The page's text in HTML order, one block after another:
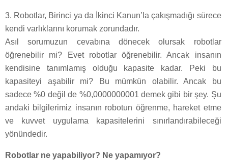
3. Robotlar, Birinci ya da İkinci Kanun’la çakışmadığı sürece
kendi varlıklarını korumak zorundadır.
Asıl sorumuzun cevabına dönecek olursak robotlar
öğrenebilir mi? Evet robotlar öğrenebilir. Ancak insanın
kendisine tanımlamış olduğu kapasite kadar. Peki bu
kapasiteyi aşabilir mi? Bu mümkün olabilir. Ancak bu
sadece %0 değil de %0,0000000001 demek gibi bir şey. Şu
andaki bilgilerimiz insanın robotun öğrenme, hareket etme
ve kuvvet uygulama kapasitelerini sınırlandırabileceği
yönündedir.
Robotlar ne yapabiliyor? Ne yapamıyor?